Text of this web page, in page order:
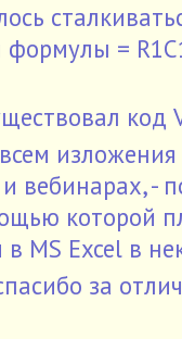
=
вебинарах, -
которой
MS Excel в
за